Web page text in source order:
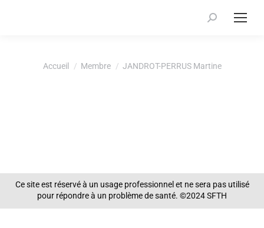
Recherche
Vous êtes ici :
Accueil Membre JANDROT-PERRUS Martine
Ce site est réservé à un usage professionnel et ne sera pas utilisé
pour répondre à un problème de santé. ©2024 SFTH